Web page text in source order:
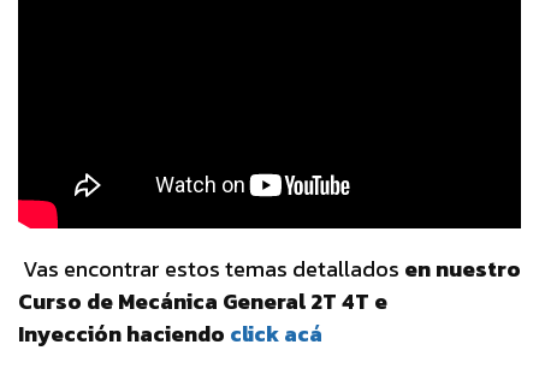
Vas encontrar estos temas detallados en nuestro
Curso de Mecánica General 2T 4T e
Inyección haciendo click acá